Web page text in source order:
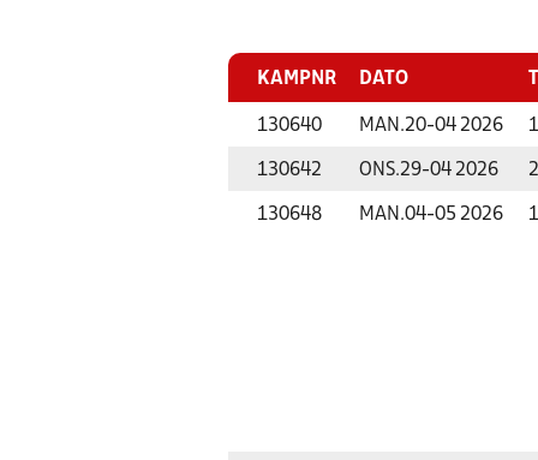
KAMPNR DATO
130640 MAN.20-04 2026
130642 ONS.29-04 2026
130648 MAN.04-05 2026